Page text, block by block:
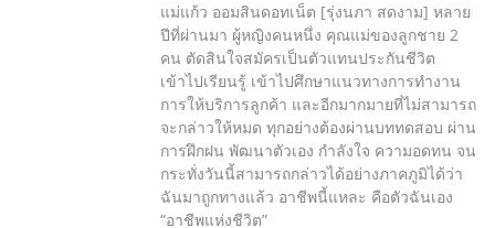
แม่แก้ว ออมสินดอทเน็ต [รุ่งนภา สดงาม] หลาย
ปีที่ผ่านมา ผู้หญิงคนหนึ่ง คุณแม่ของลูกชาย 2
คน ตัดสินใจสมัครเป็นตัวแทนประกันชีวิต
เข้าไปเรียนรู้ เข้าไปศึกษาแนวทางการทำงาน
การให้บริการลูกค้า และอีกมากมายที่ไม่สามารถ
จะกล่าวให้หมด ทุกอย่างต้องผ่านบททดสอบ ผ่าน
การฝึกฝน พัฒนาตัวเอง กำลังใจ ความอดทน จน
กระทั่งวันนี้สามารถกล่าวได้อย่างภาคภูมิได้ว่า
ฉันมาถูกทางแล้ว อาชีพนี้แหละ คือตัวฉันเอง
“อาชีพแห่งชีวิต”